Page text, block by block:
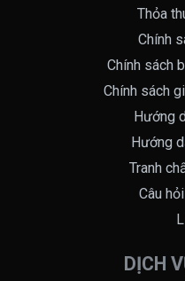
Thỏa
Chính
Chính sách
Chính sách
Hướng
Hướng
Tranh
Câu
DỊCH